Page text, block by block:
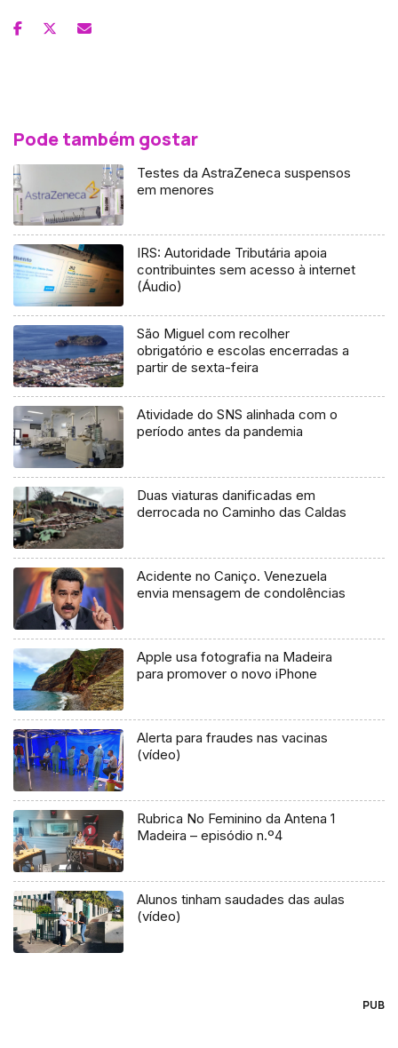
Pode também gostar
Testes da AstraZeneca suspensos
em menores
IRS: Autoridade Tributária apoia
contribuintes sem acesso à internet
(Áudio)
São Miguel com recolher
obrigatório e escolas encerradas a
partir de sexta-feira
Atividade do SNS alinhada com o
período antes da pandemia
Duas viaturas danificadas em
derrocada no Caminho das Caldas
Acidente no Caniço. Venezuela
envia mensagem de condolências
Apple usa fotografia na Madeira
para promover o novo iPhone
Alerta para fraudes nas vacinas
(vídeo)
Rubrica No Feminino da Antena 1
Madeira – episódio n.º4
Alunos tinham saudades das aulas
(vídeo)
PUB